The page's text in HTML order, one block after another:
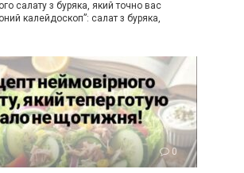
салату з буряка, який точно вас
калейдоскоп”: салат з буряка,
0